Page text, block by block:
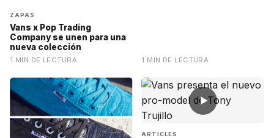
ZAPAS
Vans x Pop Trading
Company se unen para una
nueva colección
1 MIN DE LECTURA 1 MIN DE LECTURA
▶
ARTICLES